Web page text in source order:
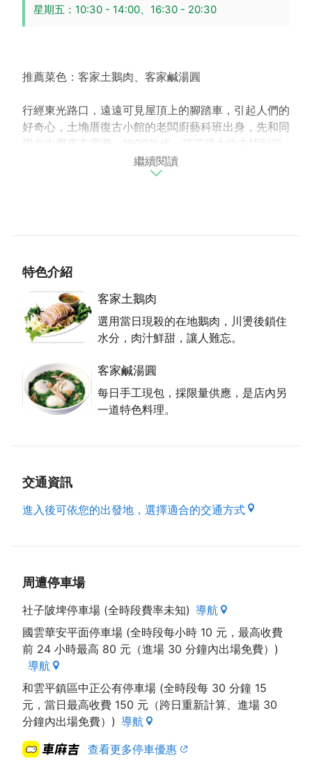
星期五：10:30 - 14:00、16:30 - 20:30
推薦菜色：客家土鵝肉、客家鹹湯圓
行經東光路口，遠遠可見屋頂上的腳踏車，引起人們的
好奇心，土埆厝復古小館的老闆廚藝科班出身，先和同
學在中壢夜市擺攤，1990年代，花了很大功夫找到現
在這棟房子。原本已廢棄的老屋，在老闆夫婦巧手改造
整建，成為具有濃濃懷舊風的空間，把八卦床作為裝
店內料理如同空間一般，走的是傳統路線，追求懷舊簡
單，不浮誇，有家的感覺，白飯免費自取，碗筷請自
便，客人多半是在地熟客， 年紀偏高。個性樸實的老
闆， 料理如其人， 如客家土鵝肉，選用7斤上下的在
地鵝肉，當日現殺，鵝肉燙熟後鎖住水分，肉汁鮮甜，
上桌前淋鵝油、鹽與米酒，香氣讓人難忘。有些鄉親旅
居國外，每次回台灣，一定會來解解饞。另一道招牌菜
是梅干扣肉，以鄉下黑豬肉，加上阿婆自製、至少放2
年以上才夠味的陳年梅干菜，蒸上2次，前後花七個小
下飯。另一道特色料理則是客家鹹湯圓，老闆母親手工
蔥及小韭菜，微微帶點胡椒提味，餡料裡有經過小火爆
也將為年輕人進行規劃，分享巷仔內美食。
資料來源來自：桃園市政府客家事務局出版之好客之都
Ⅲ
繼續閱讀
特色介紹
客家土鵝肉
選用當日現殺的在地鵝肉，川燙後鎖住
水分，肉汁鮮甜，讓人難忘。
客家鹹湯圓
每日手工現包，採限量供應，是店內另
一道特色料理。
交通資訊
進入後可依您的出發地，選擇適合的交通方式
周遭停車場
社子陂埤停車場 (全時段費率未知) 導航
國雲華安平面停車場 (全時段每小時 10 元，最高收費
前 24 小時最高 80 元（進場 30 分鐘內出場免費）)
導航
和雲平鎮區中正公有停車場 (全時段每 30 分鐘 15
元，當日最高收費 150 元（跨日重新計算、進場 30
分鐘內出場免費）) 導航
查看更多停車優惠